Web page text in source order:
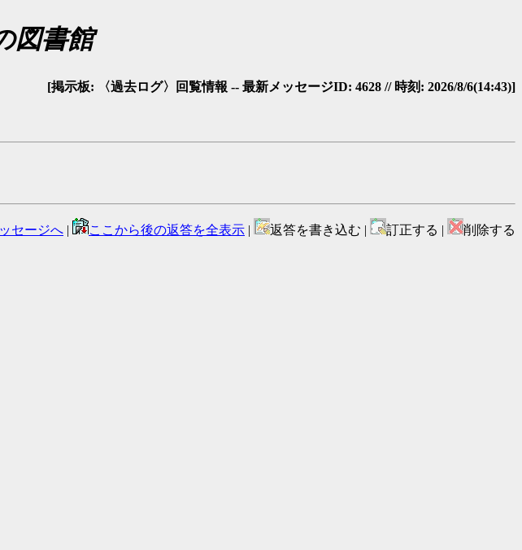
図書館
[掲示板: 〈過去ログ〉回覧情報 -- 最新メッセージID: 4628 // 時刻: 2026/8/6(14:43)]
セージへ | ここから後の返答を全表示 | 返答を書き込む | 訂正する | 削除する